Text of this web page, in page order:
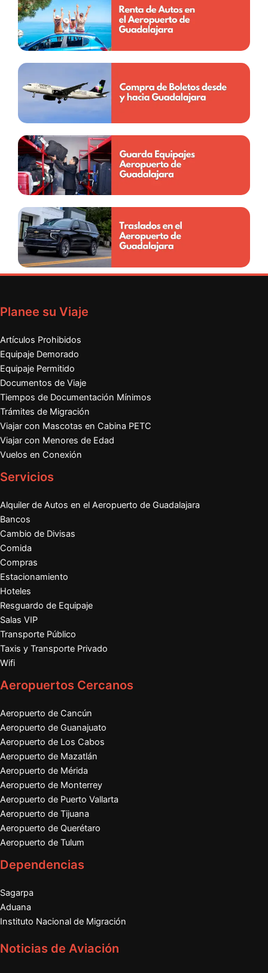
Planee su Viaje
Artículos Prohibidos
Equipaje Demorado
Equipaje Permitido
Documentos de Viaje
Tiempos de Documentación Mínimos
Trámites de Migración
Viajar con Mascotas en Cabina PETC
Viajar con Menores de Edad
Vuelos en Conexión
Servicios
Alquiler de Autos en el Aeropuerto de Guadalajara
Bancos
Cambio de Divisas
Comida
Compras
Estacionamiento
Hoteles
Resguardo de Equipaje
Salas VIP
Transporte Público
Taxis y Transporte Privado
Wifi
Aeropuertos Cercanos
Aeropuerto de Cancún
Aeropuerto de Guanajuato
Aeropuerto de Los Cabos
Aeropuerto de Mazatlán
Aeropuerto de Mérida
Aeropuerto de Monterrey
Aeropuerto de Puerto Vallarta
Aeropuerto de Tijuana
Aeropuerto de Querétaro
Aeropuerto de Tulum
Dependencias
Sagarpa
Aduana
Instituto Nacional de Migración
Noticias de Aviación